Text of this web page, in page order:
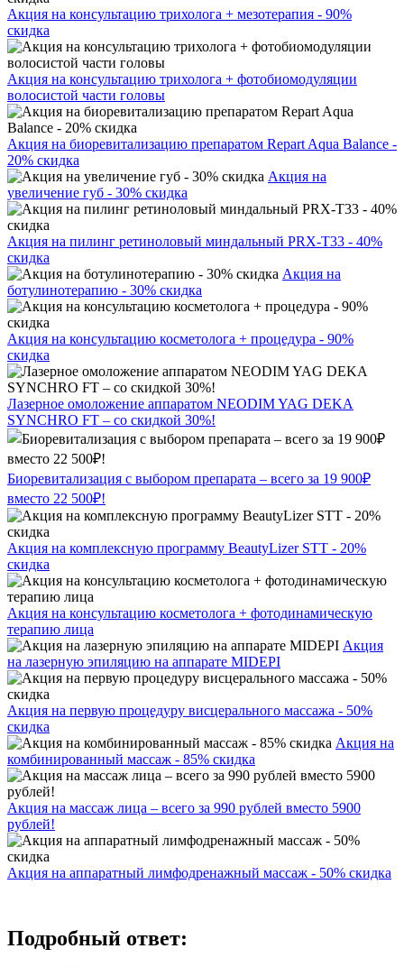
Акция на консультацию трихолога + мезотерапия - 90%
скидка
Акция на консультацию трихолога + фотобиомодуляции
волосистой части головы
Акция на биоревитализацию препаратом Repart Aqua Balance -
20% скидка
Акция на
увеличение губ - 30% скидка
Акция на пилинг ретиноловый миндальный PRX-T33 - 40%
скидка
Акция на
ботулинотерапию - 30% скидка
Акция на консультацию косметолога + процедура - 90%
скидка
Лазерное омоложение аппаратом NEODIM YAG DEKA
SYNCHRO FT – со скидкой 30%!
Биоревитализация с выбором препарата – всего за 19 900₽
вместо 22 500₽!
Акция на комплексную программу BeautyLizer STT - 20%
скидка
Акция на консультацию косметолога + фотодинамическую
терапию лица
Акция
на лазерную эпиляцию на аппарате MIDEPI
Акция на первую процедуру висцерального массажа - 50%
скидка
Акция на
комбинированный массаж - 85% скидка
Акция на массаж лица – всего за 990 рублей вместо 5900
рублей!
Акция на аппаратный лимфодренажный массаж - 50% скидка
Подробный ответ: